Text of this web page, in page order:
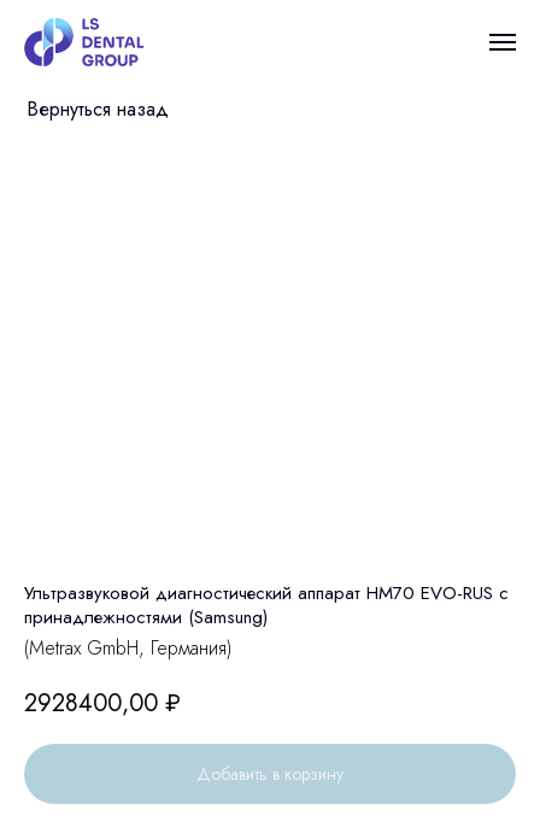
Вернуться назад
Ультразвуковой диагностический аппарат HM70 EVO-RUS с
принадлежностями (Samsung)
(Metrax GmbH, Германия)
2928400,00 ₽
Добавить в корзину